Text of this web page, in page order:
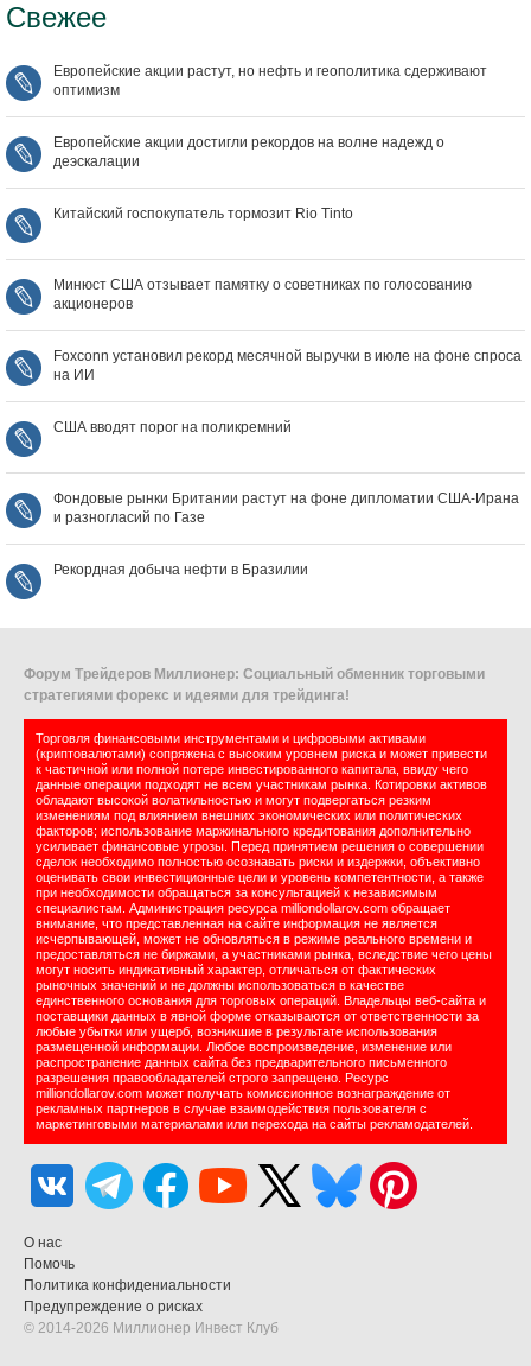
Свежее
Европейские акции растут, но нефть и геополитика сдерживают
оптимизм
Европейские акции достигли рекордов на волне надежд о
деэскалации
Китайский госпокупатель тормозит Rio Tinto
Минюст США отзывает памятку о советниках по голосованию
акционеров
Foxconn установил рекорд месячной выручки в июле на фоне спроса
на ИИ
США вводят порог на поликремний
Фондовые рынки Британии растут на фоне дипломатии США‑Ирана
и разногласий по Газе
Рекордная добыча нефти в Бразилии
Форум Трейдеров Миллионер: Социальный обменник торговыми
стратегиями форекс и идеями для трейдинга!
Торговля финансовыми инструментами и цифровыми активами
(криптовалютами) сопряжена с высоким уровнем риска и может привести
к частичной или полной потере инвестированного капитала, ввиду чего
данные операции подходят не всем участникам рынка. Котировки активов
обладают высокой волатильностью и могут подвергаться резким
изменениям под влиянием внешних экономических или политических
факторов; использование маржинального кредитования дополнительно
усиливает финансовые угрозы. Перед принятием решения о совершении
сделок необходимо полностью осознавать риски и издержки, объективно
оценивать свои инвестиционные цели и уровень компетентности, а также
при необходимости обращаться за консультацией к независимым
специалистам. Администрация ресурса milliondollarov.com обращает
внимание, что представленная на сайте информация не является
исчерпывающей, может не обновляться в режиме реального времени и
предоставляться не биржами, а участниками рынка, вследствие чего цены
могут носить индикативный характер, отличаться от фактических
рыночных значений и не должны использоваться в качестве
единственного основания для торговых операций. Владельцы веб-сайта и
поставщики данных в явной форме отказываются от ответственности за
любые убытки или ущерб, возникшие в результате использования
размещенной информации. Любое воспроизведение, изменение или
распространение данных сайта без предварительного письменного
разрешения правообладателей строго запрещено. Ресурс
milliondollarov.com может получать комиссионное вознаграждение от
рекламных партнеров в случае взаимодействия пользователя с
маркетинговыми материалами или перехода на сайты рекламодателей.
О нас
Помочь
Политика конфидениальности
Предупреждение о рисках
© 2014-2026 Миллионер Инвест Клуб